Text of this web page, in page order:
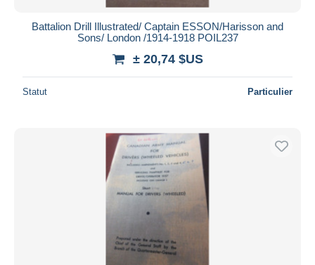
Battalion Drill Illustrated/ Captain ESSON/Harisson and
Sons/ London /1914-1918 POIL237
± 20,74 $US
Statut Particulier